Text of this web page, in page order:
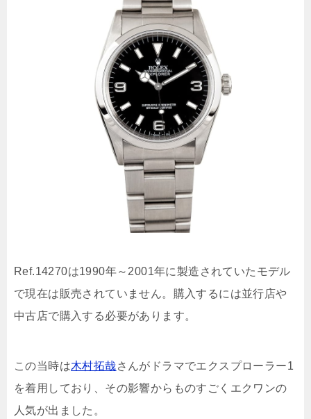
Ref.14270は1990年～2001年に製造されていたモデル
で現在は販売されていません。購入するには並行店や
中古店で購入する必要があります。
この当時は木村拓哉さんがドラマでエクスプローラー1
を着用しており、その影響からものすごくエクワンの
人気が出ました。